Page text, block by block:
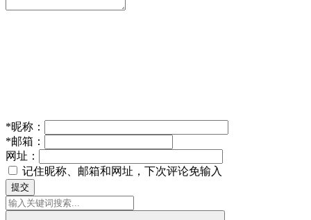
*昵称：
*邮箱：
网址：
记住昵称、邮箱和网址，下次评论免输入
提交